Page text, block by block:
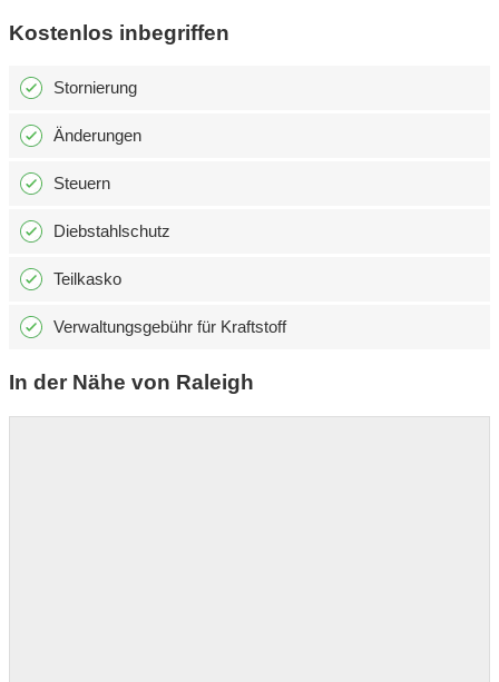
Kostenlos inbegriffen
Stornierung
Änderungen
Steuern
Diebstahlschutz
Teilkasko
Verwaltungsgebühr für Kraftstoff
In der Nähe von Raleigh